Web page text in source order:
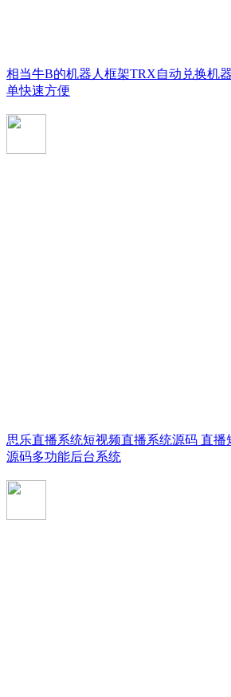
相当牛B的机器人框架TRX自动兑换机
单快速方便
思乐直播系统短视频直播系统源码 直播
源码多功能后台系统